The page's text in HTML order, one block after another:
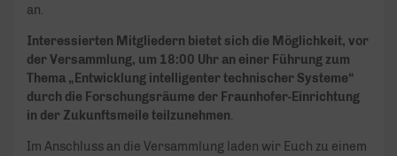
an.
Interessierten Mitgliedern bietet sich die Möglichkeit, vor
der Versammlung, um 18:00 Uhr an einer Führung zum
Thema „Entwicklung intelligenter technischer Systeme“
durch die Forschungsräume der Fraunhofer-Einrichtung
in der Zukunftsmeile teilzunehmen.
Im Anschluss an die Versammlung laden wir Euch zu einem